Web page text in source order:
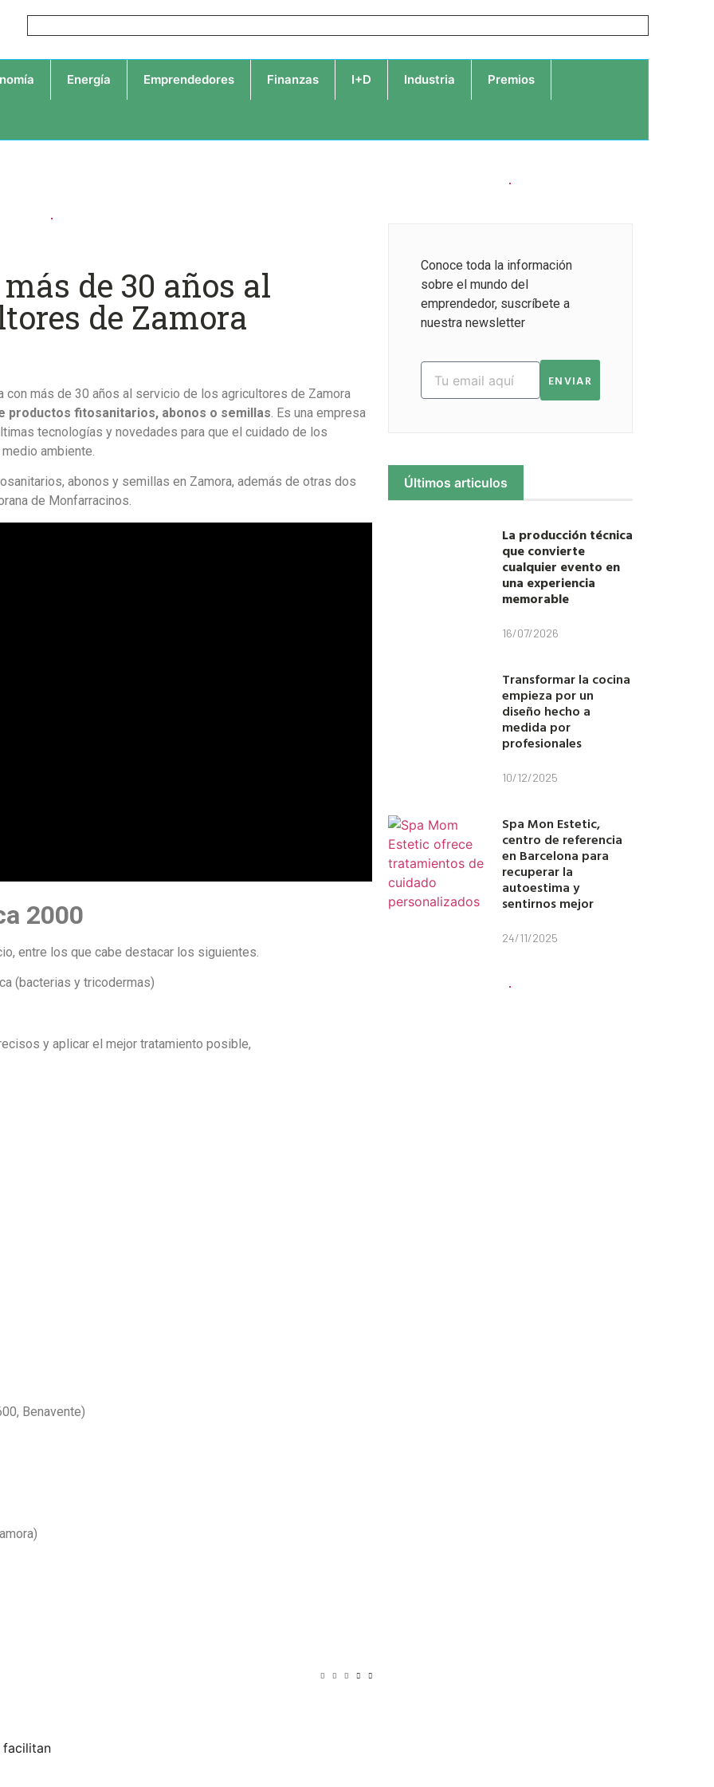
Energía Emprendedores Finanzas I+D Industria Premios
de 30 años al
de Zamora
más de 30 años al servicio de los agricultores de Zamora
productos fitosanitarios, abonos o semillas. Es una empresa
tecnologías y novedades para que el cuidado de los
ambiente.
abonos y semillas en Zamora, además de otras dos
de Monfarracinos.
2000
entre los que cabe destacar los siguientes.
(bacterias y tricodermas)
y aplicar el mejor tratamiento posible,
Benavente)
facilitan
Conoce toda la información
sobre el mundo del
emprendedor, suscríbete a
nuestra newsletter
ENVIAR
Últimos articulos
La producción técnica
que convierte
cualquier evento en
una experiencia
memorable
16/07/2026
Transformar la cocina
empieza por un
diseño hecho a
medida por
profesionales
10/12/2025
Spa Mon Estetic,
centro de referencia
en Barcelona para
recuperar la
autoestima y
sentirnos mejor
24/11/2025